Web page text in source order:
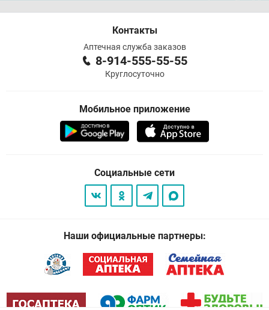
Контакты
Аптечная служба заказов
8-914-555-55-55
Круглосуточно
Мобильное приложение
Социальные сети
Наши официальные партнеры: